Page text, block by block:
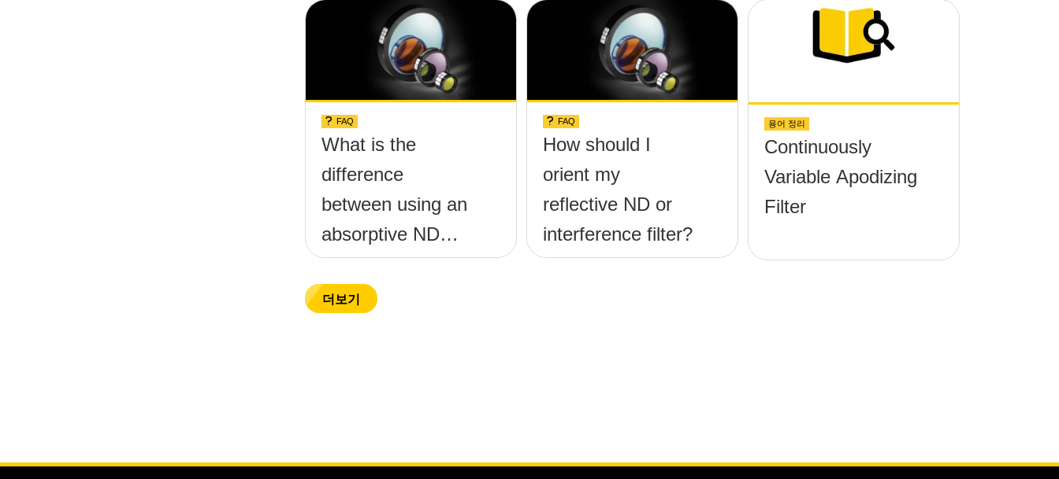
FAQ
What is the
difference
between using an
absorptive ND
filter and a
reflective ND
FAQ
How should I
orient my
reflective ND or
interference filter?
용어 정리
Continuously
Variable Apodizing
Filter
더보기